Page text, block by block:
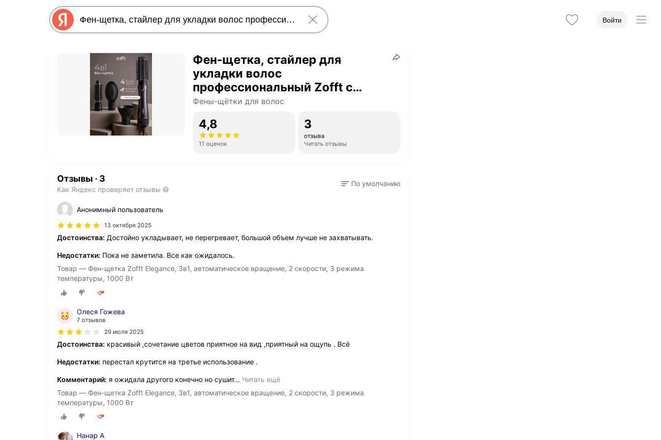
Войти
Фен-щетка, стайлер для
укладки волос
профессиональный Zofft с
насадками 6 в 1, ионизация, 3
Фены-щётки для волос
4,8
11 оценок
3
отзыва
Читать отзывы
Отзывы · 3
Как Яндекс проверяет отзывы
По умолчанию
Анонимный пользователь
13 октября 2025
Достоинства: Достойно укладывает, не перегревает, большой объем лучше не захватывать.
Недостатки: Пока не заметила. Все как ожидалось.
Товар — Фен-щетка Zofft Elegance, 3в1, автоматическое вращение, 2 скорости, 3 режима
температуры, 1000 Вт
Олеся Гожева
7 отзывов
29 июля 2025
Достоинства: красивый ,сочетание цветов приятное на вид ,приятный на ощупь . Всё
Недостатки: перестал крутится на третье использование .
Комментарий: я ожидала другого конечно но сушит… Читать ещё
Товар — Фен-щетка Zofft Elegance, 3в1, автоматическое вращение, 2 скорости, 3 режима
температуры, 1000 Вт
Нанар А